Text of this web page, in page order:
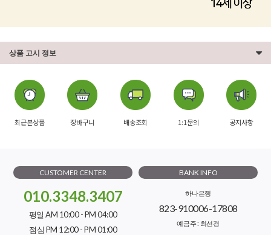
상품 고시 정보
최근본상품 장바구니 배송조회 1:1문의 공지사항
CUSTOMER CENTER
010.3348.3407
평일 AM 10:00 - PM 04:00
점심 PM 12:00 - PM 01:00
BANK INFO
하나은행
823-910006-17808
예금주 : 최선경